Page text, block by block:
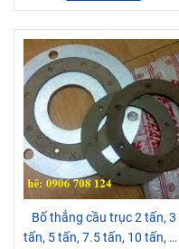
Bố thắng cầu trục 2 tấn, 3
tấn, 5 tấn, 7.5 tấn, 10 tấn, 15